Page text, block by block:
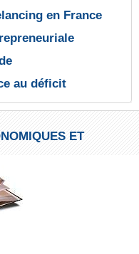
en France
au déficit
ET